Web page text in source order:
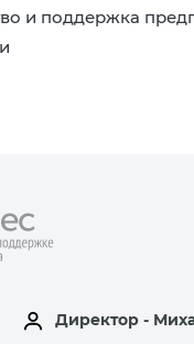
и поддержка
Директор -